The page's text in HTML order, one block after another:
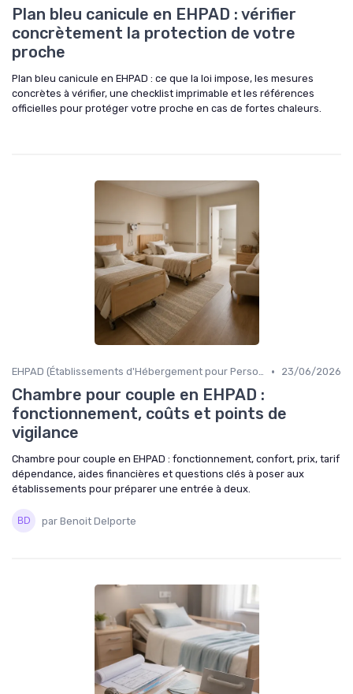
Plan bleu canicule en EHPAD : vérifier
concrètement la protection de votre
proche
Plan bleu canicule en EHPAD : ce que la loi impose, les mesures
concrètes à vérifier, une checklist imprimable et les références
officielles pour protéger votre proche en cas de fortes chaleurs.
EHPAD (Établissements d'Hébergement pour Personnes Âgées Dépendantes) • 23/06/2026
Chambre pour couple en EHPAD :
fonctionnement, coûts et points de
vigilance
Chambre pour couple en EHPAD : fonctionnement, confort, prix, tarif
dépendance, aides financières et questions clés à poser aux
établissements pour préparer une entrée à deux.
par Benoit Delporte